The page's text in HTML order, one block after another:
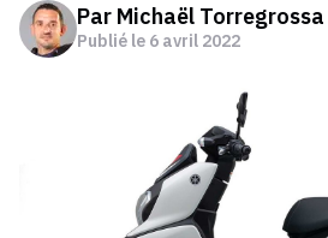
Par Michaël Torregrossa
Publié le 6 avril 2022